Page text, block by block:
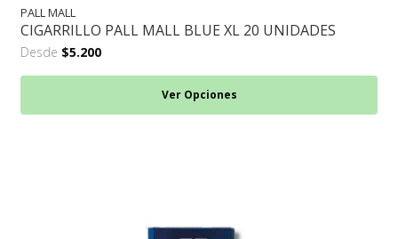
PALL MALL
CIGARRILLO PALL MALL BLUE XL 20 UNIDADES
Desde $5.200
Ver Opciones